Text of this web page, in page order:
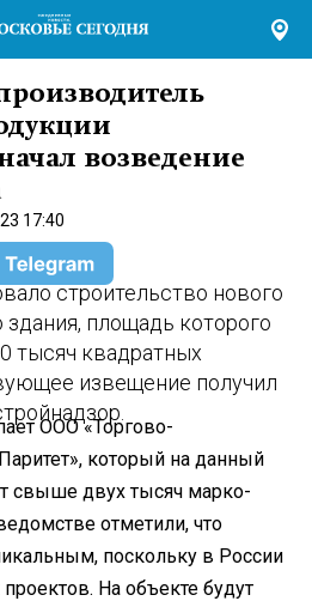
возведение
17:40
строительство нового
площадь которого
тысяч квадратных
извещение получил
ООО «Торгово-
который на данный
свыше двух тысяч марко-
отметили, что
поскольку в России
На объекте будут